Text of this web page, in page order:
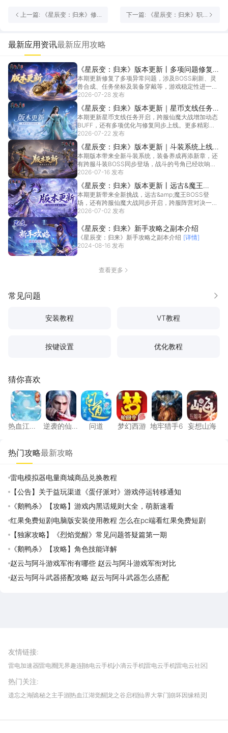
上一篇: 《星辰变：归来》修
下一篇: 《星辰变：归来》职
最新应用资讯最新应用攻略
《星辰变：归来》版本更新丨多项问题修复，
游戏体验升级
本期更新修复了多项异常问题，涉及BOSS刷新、灵
兽合成、任务坐标及装备穿戴等，游戏稳定性进一步
提升。... [详情]
2026-07-28 发布
《星辰变：归来》版本更新｜星币支线任务上
线，跨服仙魔大战新增平衡BUFF
本期更新星币支线任务开启，跨服仙魔大战增加动态
BUFF，还有多项优化与修复同步上线。更多精彩内
容快来... [详情]
2026-07-22 发布
《星辰变：归来》版本更新｜斗装系统上线，
跨服斗装BOSS同步开启
本期版本带来全新斗装系统，装备养成再添新章，还
有跨服斗装BOSS同步登场，战斗的号角已经吹响！
更多精... [详情]
2026-07-16 发布
《星辰变：归来》版本更新丨远古&魔王
BOSS降临，跨服仙魔大战开启
本期更新带来全新挑战，远古&amp;魔王BOSS登
场，还有跨服仙魔大战同步开启，跨服阵营对决一触
即发... [详情]
2026-07-02 发布
《星辰变：归来》新手攻略之副本介绍
《星辰变：归来》新手攻略之副本介绍 [详情]
2024-08-16 发布
查看更多
常见问题 更多
安装教程 VT教程
按键设置 优化教程
猜你喜欢
热血江湖：觉醒
热血江
逆袭的仙王
逆袭的仙
问道
问道
梦幻西游
梦幻西游
地牢猎手6
地牢猎手6
妄想山
妄想山海
热门攻略最新攻略
雷电模拟器电量商城商品兑换教程
【公告】关于益玩渠道《蛋仔派对》游戏停运转移通知
《鹅鸭杀》【攻略】游戏内黑话规则大全，萌新速看
红果免费短剧电脑版安装使用教程 怎么在pc端看红果免费短剧
【独家攻略】《烈焰觉醒》常见问题答疑篇第一期
《鹅鸭杀》【攻略】角色技能详解
赵云与阿斗游戏军衔有哪些 赵云与阿斗游戏军衔对比
赵云与阿斗武器搭配攻略 赵云与阿斗武器怎么搭配
友情链接:
雷电加速器雷电圈无界趣连驰电云手机小滴云手机雷电云手机雷电云社区
我爱vr网华军软件园
热门关注:
遗忘之海诡秘之主手游热血江湖觉醒龙之谷启程仙界大掌门 崩坏因缘精灵